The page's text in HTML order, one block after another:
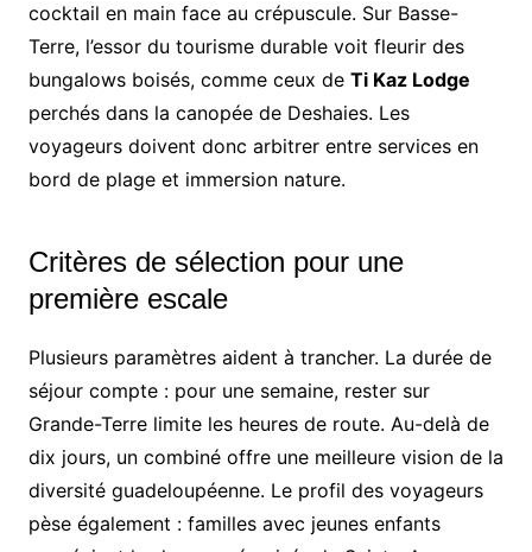
cocktail en main face au crépuscule. Sur Basse-
Terre, l’essor du tourisme durable voit fleurir des
bungalows boisés, comme ceux de Ti Kaz Lodge
perchés dans la canopée de Deshaies. Les
voyageurs doivent donc arbitrer entre services en
bord de plage et immersion nature.
Critères de sélection pour une
première escale
Plusieurs paramètres aident à trancher. La durée de
séjour compte : pour une semaine, rester sur
Grande-Terre limite les heures de route. Au-delà de
dix jours, un combiné offre une meilleure vision de la
diversité guadeloupéenne. Le profil des voyageurs
pèse également : familles avec jeunes enfants